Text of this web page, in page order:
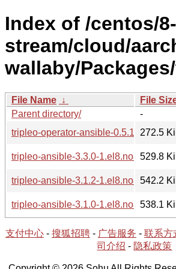
Index of /centos/8-
stream/cloud/
wallaby/
File Name ↓ File
Parent directory/
-
tripleo-operator-ansible-0.5.1- 272.5
tripleo-ansible-3.3.0-1.el8.noarch.rpm
529.8
tripleo-ansible-3.1.2-1.el8.noarch.rpm
542.2
tripleo-ansible-3.1.0-1.el8.noarch.rpm
538.1
支付中心 - 搜狐招聘 - 广告服务 - 联系方
司介绍 - 隐私政策